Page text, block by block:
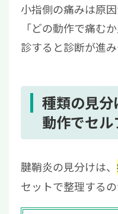
小指側の痛みは原
「どの動作で痛む
診すると診断が進み
種類の見分
動作でセ
腱鞘炎の見分けは、
セットで整理するの